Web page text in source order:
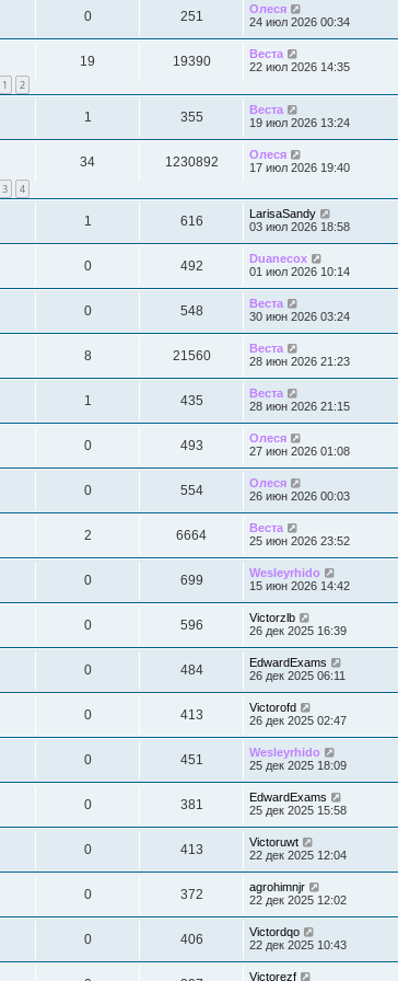
0 251
Олеся
24 июл 2026 00:34
1 2
19 19390
Веста
22 июл 2026 14:35
1 355
Веста
19 июл 2026 13:24
3 4
34 1230892
Олеся
17 июл 2026 19:40
1 616
LarisaSandy
03 июл 2026 18:58
0 492
Duanecox
01 июл 2026 10:14
0 548
Веста
30 июн 2026 03:24
8 21560
Веста
28 июн 2026 21:23
1 435
Веста
28 июн 2026 21:15
0 493
Олеся
27 июн 2026 01:08
0 554
Олеся
26 июн 2026 00:03
2 6664
Веста
25 июн 2026 23:52
0 699
Wesleyrhido
15 июн 2026 14:42
0 596
Victorzlb
26 дек 2025 16:39
0 484
EdwardExams
26 дек 2025 06:11
0 413
Victorofd
26 дек 2025 02:47
0 451
Wesleyrhido
25 дек 2025 18:09
0 381
EdwardExams
25 дек 2025 15:58
0 413
Victoruwt
22 дек 2025 12:04
0 372
agrohimnjr
22 дек 2025 12:02
0 406
Victordqo
22 дек 2025 10:43
Victorezf